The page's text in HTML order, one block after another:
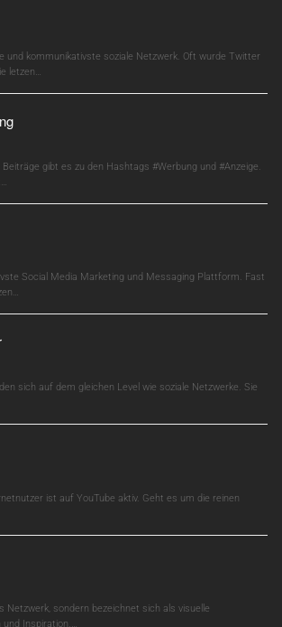
und kommunikativste soziale Netzwerk. Oft wurde Twitter
letzen…
gibt es zu den Hashtags #Werbung und #Anzeige.
Social Media Marketing und Messaging Plattform. Fast
sich auf dem gleichen Level wie soziale Netzwerke. Sie
ist auf YouTube aktiv. Geht es um die reinen
Netzwerk, sondern bezeichnet sich als visuelle
Inspiration.…